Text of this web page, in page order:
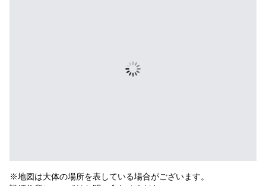
※地図は大体の場所を表している場合がございます。